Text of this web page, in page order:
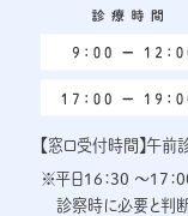
【窓口受付時間】午
※平日16：30 ～17：
診察時に必要と判断